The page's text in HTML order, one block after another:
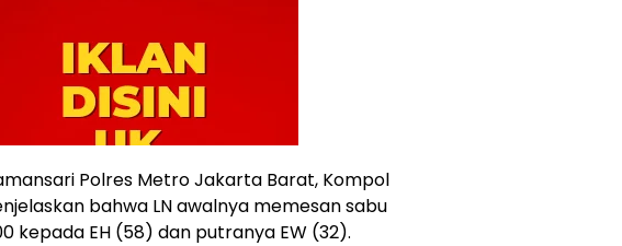
Polres Metro Jakarta Barat, Kompol
bahwa LN awalnya memesan sabu
kepada EH (58) dan putranya EW (32).